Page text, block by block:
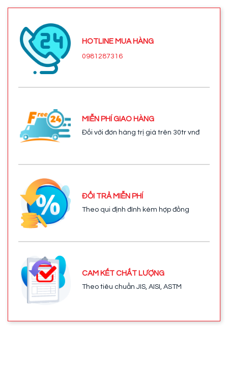
HOTLINE MUA HÀNG
0981287316
MIỄN PHÍ GIAO HÀNG
Đối với đơn hàng trị giá trên 30tr vnđ
ĐỔI TRẢ MIỄN PHÍ
Theo qui định đính kèm hợp đồng
CAM KẾT CHẤT LƯỢNG
Theo tiêu chuẩn JIS, AISI, ASTM